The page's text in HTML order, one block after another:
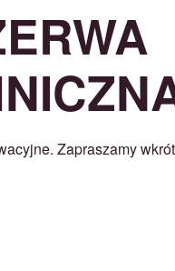
Zapraszamy